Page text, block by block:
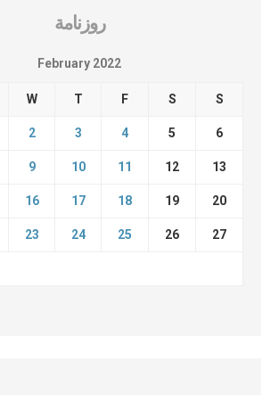
روزنامة
February 2022
W T F S S
2 3 4 5 6
9 10 11 12 13
16 17 18 19 20
23 24 25 26 27